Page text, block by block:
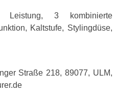
Leistung, 3 kombinierte
Kaltstufe, Stylingdüse,
Straße 218, 89077, ULM,